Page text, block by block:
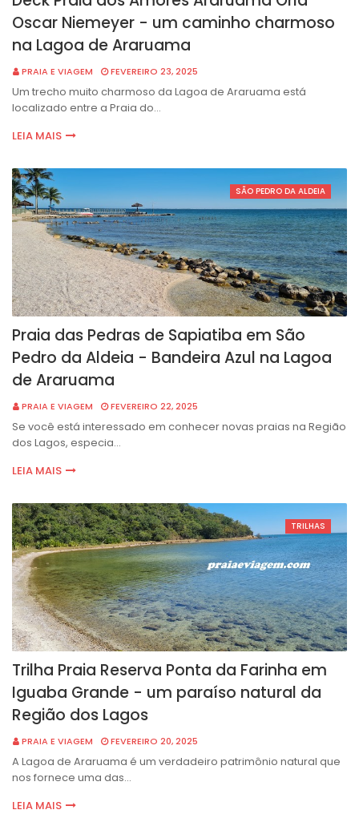
Oscar Niemeyer - um caminho charmoso
na Lagoa de Araruama
PRAIA E VIAGEM FEVEREIRO 23, 2025
Um trecho muito charmoso da Lagoa de Araruama está
localizado entre a Praia do…
LEIA MAIS
SÃO PEDRO DA ALDEIA
Praia das Pedras de Sapiatiba em São
Pedro da Aldeia - Bandeira Azul na Lagoa
de Araruama
PRAIA E VIAGEM FEVEREIRO 22, 2025
Se você está interessado em conhecer novas praias na Região
dos Lagos, especia…
LEIA MAIS
TRILHAS
Trilha Praia Reserva Ponta da Farinha em
Iguaba Grande - um paraíso natural da
Região dos Lagos
PRAIA E VIAGEM FEVEREIRO 20, 2025
A Lagoa de Araruama é um verdadeiro patrimônio natural que
nos fornece uma das…
LEIA MAIS